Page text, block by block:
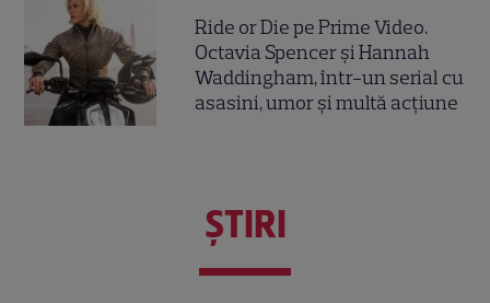
Ride or Die pe Prime Video.
Octavia Spencer și Hannah
Waddingham, într-un serial cu
asasini, umor și multă acțiune
ŞTIRI